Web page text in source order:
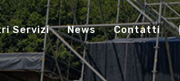
Servizi News Contatti